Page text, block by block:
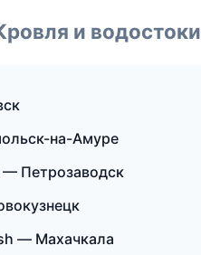
и водостоки
на-Амуре
Петрозаводск
— Махачкала